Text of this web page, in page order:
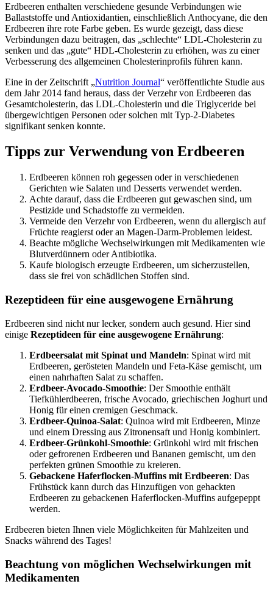
Erdbeeren enthalten verschiedene gesunde Verbindungen wie
Ballaststoffe und Antioxidantien, einschließlich Anthocyane, die den
Erdbeeren ihre rote Farbe geben. Es wurde gezeigt, dass diese
Verbindungen dazu beitragen, das „schlechte“ LDL-Cholesterin zu
senken und das „gute“ HDL-Cholesterin zu erhöhen, was zu einer
Verbesserung des allgemeinen Cholesterinprofils führen kann.
Eine in der Zeitschrift „Nutrition Journal“ veröffentlichte Studie aus
dem Jahr 2014 fand heraus, dass der Verzehr von Erdbeeren das
Gesamtcholesterin, das LDL-Cholesterin und die Triglyceride bei
übergewichtigen Personen oder solchen mit Typ-2-Diabetes
signifikant senken konnte.
Tipps zur Verwendung von Erdbeeren
Erdbeeren können roh gegessen oder in verschiedenen
Gerichten wie Salaten und Desserts verwendet werden.
Achte darauf, dass die Erdbeeren gut gewaschen sind, um
Pestizide und Schadstoffe zu vermeiden.
Vermeide den Verzehr von Erdbeeren, wenn du allergisch auf
Früchte reagierst oder an Magen-Darm-Problemen leidest.
Beachte mögliche Wechselwirkungen mit Medikamenten wie
Blutverdünnern oder Antibiotika.
Kaufe biologisch erzeugte Erdbeeren, um sicherzustellen,
dass sie frei von schädlichen Stoffen sind.
Rezeptideen für eine ausgewogene Ernährung
Erdbeeren sind nicht nur lecker, sondern auch gesund. Hier sind
einige Rezeptideen für eine ausgewogene Ernährung:
Erdbeersalat mit Spinat und Mandeln: Spinat wird mit
Erdbeeren, gerösteten Mandeln und Feta-Käse gemischt, um
einen nahrhaften Salat zu schaffen.
Erdbeer-Avocado-Smoothie: Der Smoothie enthält
Tiefkühlerdbeeren, frische Avocado, griechischen Joghurt und
Honig für einen cremigen Geschmack.
Erdbeer-Quinoa-Salat: Quinoa wird mit Erdbeeren, Minze
und einem Dressing aus Zitronensaft und Honig kombiniert.
Erdbeer-Grünkohl-Smoothie: Grünkohl wird mit frischen
oder gefrorenen Erdbeeren und Bananen gemischt, um den
perfekten grünen Smoothie zu kreieren.
Gebackene Haferflocken-Muffins mit Erdbeeren: Das
Frühstück kann durch das Hinzufügen von gehackten
Erdbeeren zu gebackenen Haferflocken-Muffins aufgepeppt
werden.
Erdbeeren bieten Ihnen viele Möglichkeiten für Mahlzeiten und
Snacks während des Tages!
Beachtung von möglichen Wechselwirkungen mit
Medikamenten